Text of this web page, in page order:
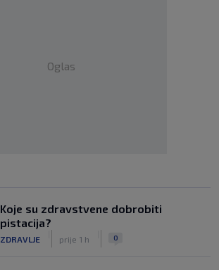
Oglas
Koje su zdravstvene dobrobiti
pistacija?
ZDRAVLJE prije 1 h 0